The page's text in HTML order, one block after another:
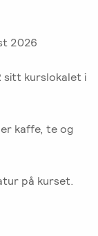
2026
sitt kurslokalet i
kaffe, te og
på kurset.